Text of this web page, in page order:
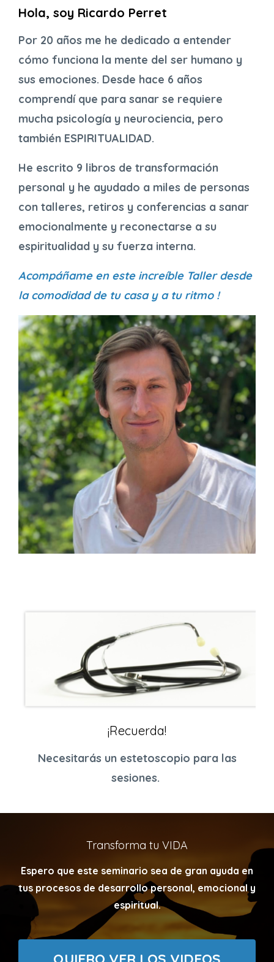
Hola, soy Ricardo Perret
Por 20 años me he dedicado a entender
cómo funciona la mente del ser humano y
sus emociones. Desde hace 6 años
comprendí que para sanar se requiere
mucha psicología y neurociencia, pero
también ESPIRITUALIDAD.
He escrito 9 libros de transformación
personal y he ayudado a miles de personas
con talleres, retiros y conferencias a sanar
emocionalmente y reconectarse a su
espiritualidad y su fuerza interna.
Acompáñame en este increíble Taller desde
la comodidad de tu casa y a tu ritmo !
¡Recuerda!
Necesitarás un estetoscopio para las
sesiones.
Transforma tu VIDA
Espero que este seminario sea de gran ayuda en
tus procesos de desarrollo personal, emocional y
espiritual.